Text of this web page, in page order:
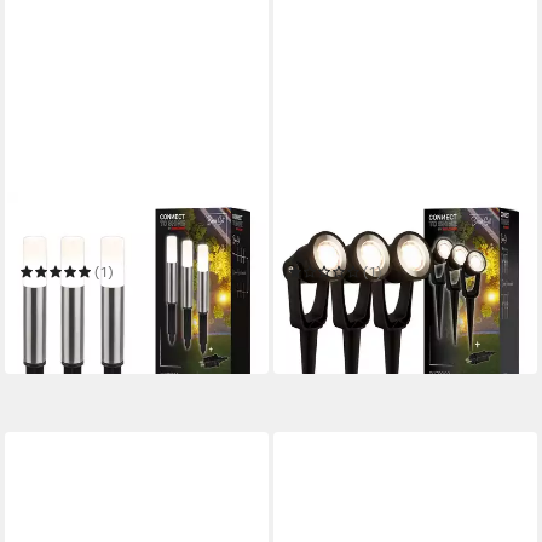
BRILONER LEUCHTEN
Gartenstrahler 3925032
(1)
39,95 €
in 4-5 Werktagen bei dir
BRILONER LEUCHTEN
Gartenstrahler 3918035
(1)
59,95 € 72,95 €
-18%
in 4-5 Werktagen bei dir